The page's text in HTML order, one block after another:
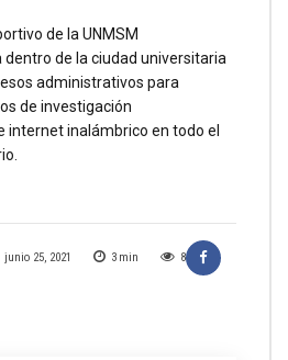
junio 25, 2021 3 min 8
de la UNMSM
dentro de la ciudad universitaria
administrativos para
de investigación
internet inalámbrico en todo el